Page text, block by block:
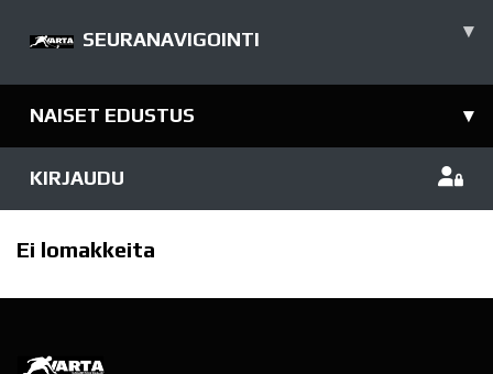
SEURANAVIGOINTI ▾
NAISET EDUSTUS ▾
KIRJAUDU
Ei lomakkeita